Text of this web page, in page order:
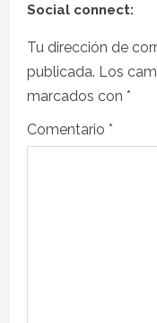
Social connect:
Tu dirección de
publicada. Los
marcados con *
Comentario *